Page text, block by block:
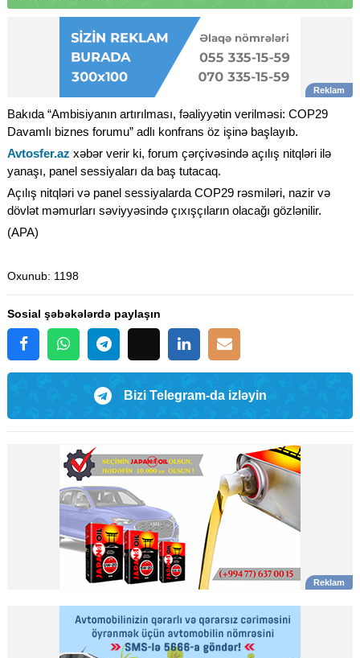
Bakıda “Ambisiyanın artırılması, fəaliyyətin verilməsi: COP29
Davamlı biznes forumu” adlı konfrans öz işinə başlayıb.
Avtosfer.az xəbər verir ki, forum çərçivəsində açılış nitqləri ilə
yanaşı, panel sessiyaları da baş tutacaq.
Açılış nitqləri və panel sessiyalarda COP29 rəsmiləri, nazir və
dövlət məmurları səviyyəsində çıxışçıların olacağı gözlənilir.
(APA)
Oxunub: 1198
Sosial şəbəkələrdə paylaşın
Bizi Telegram-da izləyin